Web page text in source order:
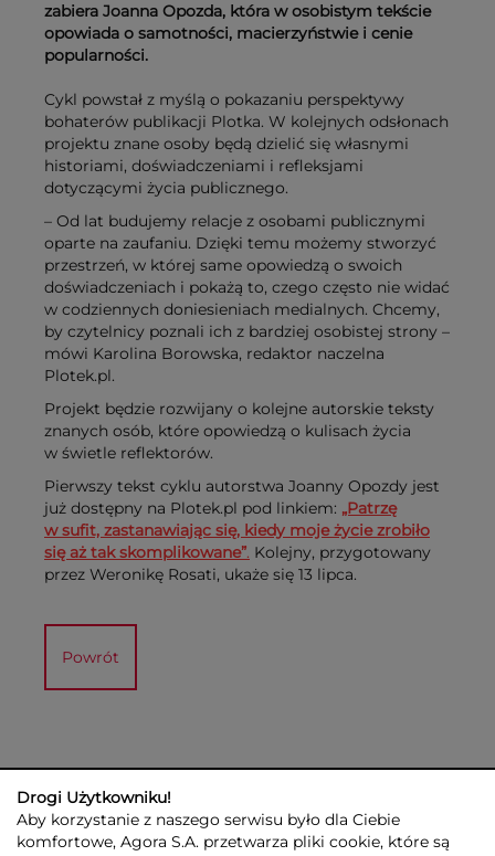
zabiera Joanna Opozda, która w osobistym tekście
opowiada o samotności, macierzyństwie i cenie
popularności.
Cykl powstał z myślą o pokazaniu perspektywy
bohaterów publikacji Plotka. W kolejnych odsłonach
projektu znane osoby będą dzielić się własnymi
historiami, doświadczeniami i refleksjami
dotyczącymi życia publicznego.
– Od lat budujemy relacje z osobami publicznymi
oparte na zaufaniu. Dzięki temu możemy stworzyć
przestrzeń, w której same opowiedzą o swoich
doświadczeniach i pokażą to, czego często nie widać
w codziennych doniesieniach medialnych. Chcemy,
by czytelnicy poznali ich z bardziej osobistej strony –
mówi Karolina Borowska, redaktor naczelna
Plotek.pl.
Projekt będzie rozwijany o kolejne autorskie teksty
znanych osób, które opowiedzą o kulisach życia
w świetle reflektorów.
Pierwszy tekst cyklu autorstwa Joanny Opozdy jest
już dostępny na Plotek.pl pod linkiem: „Patrzę
w sufit, zastanawiając się, kiedy moje życie zrobiło
się aż tak skomplikowane”. Kolejny, przygotowany
przez Weronikę Rosati, ukaże się 13 lipca.
Powrót
Drogi Użytkowniku!
Aby korzystanie z naszego serwisu było dla Ciebie
komfortowe, Agora S.A. przetwarza pliki cookie, które są